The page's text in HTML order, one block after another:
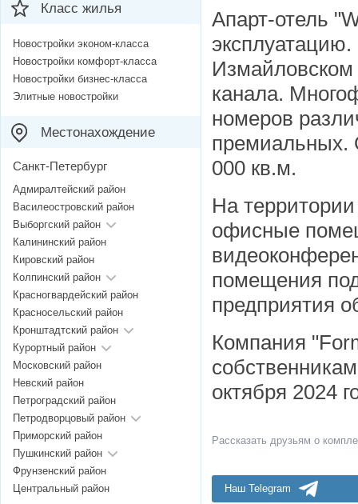
Апарт-отель
канала.
номеров
премиальных.
000 кв.м.
На
офисные
помещения
предприятия
Компания
октября 2024
Рассказать друзьям о
Наш Telegram
Класс жилья
Новостройки эконом-класса
Новостройки комфорт-класса
Новостройки бизнес-класса
Элитные новостройки
Местонахождение
Санкт-Петербург
Адмиралтейский район
Василеостровский район
Выборгский район
Калининский район
Кировский район
Колпинский район
Красногвардейский район
Красносельский район
Кронштадтский район
Курортный район
Московский район
Невский район
Петроградский район
Петродворцовый район
Приморский район
Пушкинский район
Фрунзенский район
Центральный район